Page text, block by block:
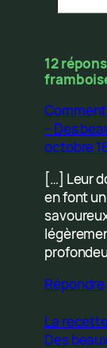
12
– Des
octobre
[…] Leur
en font
Répondre
La
Des